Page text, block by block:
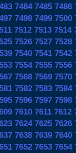
7484 7485 7486
7498 7499 7500
7512 7513 7514
7526 7527 7528
7540 7541 7542
7554 7555 7556
7568 7569 7570
7582 7583 7584
7596 7597 7598
7610 7611 7612
7624 7625 7626
7638 7639 7640
7652 7653 7654